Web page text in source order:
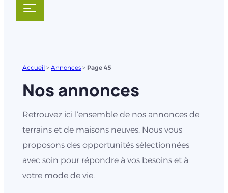
Accueil > Annonces > Page 45
Nos annonces
Retrouvez ici l’ensemble de nos annonces de
terrains et de maisons neuves. Nous vous
proposons des opportunités sélectionnées
avec soin pour répondre à vos besoins et à
votre mode de vie.